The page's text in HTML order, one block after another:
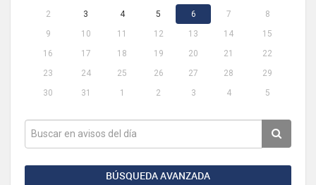
2
3 4 5 6 7
8
9
10 11 12 13 14
15
16
17 18 19 20 21
22
23
24 25 26 27 28
29
30
31 1 2 3 4 5
BÚSQUEDA AVANZADA